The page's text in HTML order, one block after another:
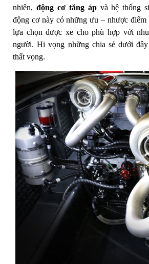
nhiên, động cơ tăng ápvà hệ thống
động cơ này có những ưu – nhược
lựa chọn được xe cho phù hợp với
người. Hi vọng những chia sẻ dưới
thất vọng.